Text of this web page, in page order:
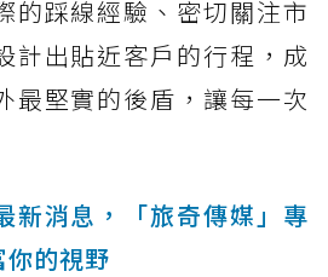
的踩線經驗、密切關注市
計出貼近客戶的行程，成
最堅實的後盾，讓每一次
新消息，「旅奇傳媒」專
的視野